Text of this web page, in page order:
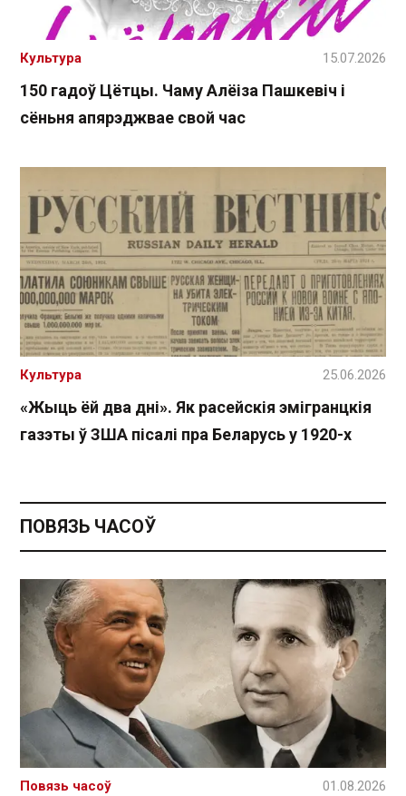
150 гадоў Цётцы. Чаму Алёіза Пашкевіч і
сёньня апярэджвае свой час
Культура 15.07.2026
«Жыць ёй два дні». Як расейскія эмігранцкія
газэты ў ЗША пісалі пра Беларусь у 1920-х
Культура 25.06.2026
ПОВЯЗЬ ЧАСОЎ
Повязь часоў 01.08.2026